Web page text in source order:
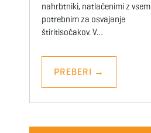
nahrbtniki, natlačenimi z vsem
potrebnim za osvajanje
štiritisočakov. V…
PREBERI →